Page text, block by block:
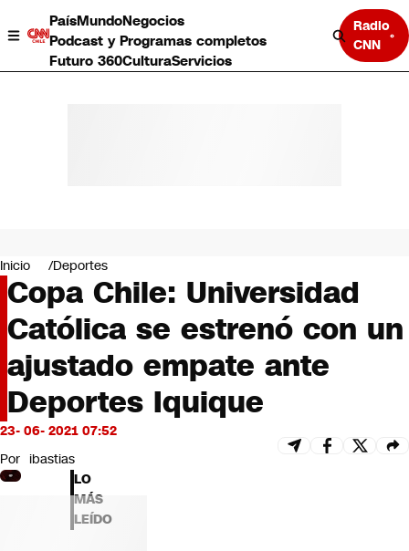
PaísMundoNegocios
Podcast y Programas completos
Futuro 360CulturaServicios
Radio
CNN
Negocios
Deportes
Programas completos
Cultura
Servicios
Bits
CNN Data
CNN tiempo
Futuro 360
Inicio Deportes
Copa Chile: Universidad
Católica se estrenó con un
ajustado empate ante
Deportes Iquique
23- 06- 2021 07:52
Por ibastias
LO
MÁS
LEÍDO